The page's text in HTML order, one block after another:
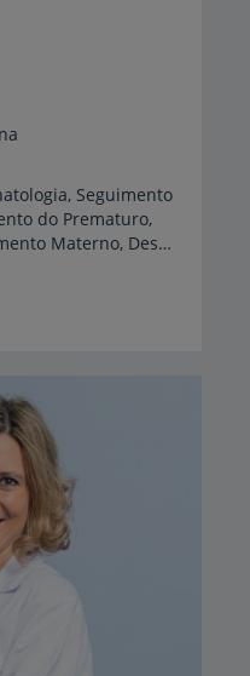
Seguimento
do Prematuro,
Alimentação Infantil, Aleitamento Materno, Desenvolvimento e Comportamento Infantil, Sono na Criança, Infeções Pediátricas, Asma e Patologia Respiratória Pediátrica, Dermatologia Pediátrica, Saúde do Adolescente, Cuidados Intensivos Pediátricos e Neonatais